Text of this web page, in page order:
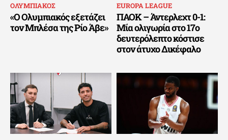
ΟΛΥΜΠΙΑΚΟΣ
«Ο Ολυμπιακός εξετάζει
τον Μπλέσα της Ρίο Άβε»
EUROPA LEAGUE
ΠΑΟΚ – Άντερλεχτ 0-1:
Μία ολιγωρία στο 17ο
δευτερόλεπτο κόστισε
στον άτυχο Δικέφαλο